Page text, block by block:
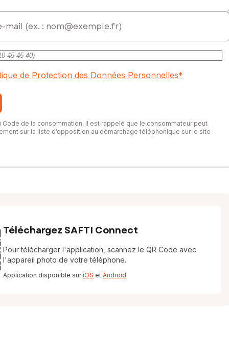
immatriculé au RSAC de Annecy sous le numéro
de Protection des Données Personnelles*
Code de la consommation, il est rappelé que le consommateur peut
sur la liste d’opposition au démarchage téléphonique sur le site
Téléchargez SAFTI Connect
Pour télécharger l'application, scannez le QR Code avec
l'appareil photo de votre téléphone.
Application disponible suriOS et Android